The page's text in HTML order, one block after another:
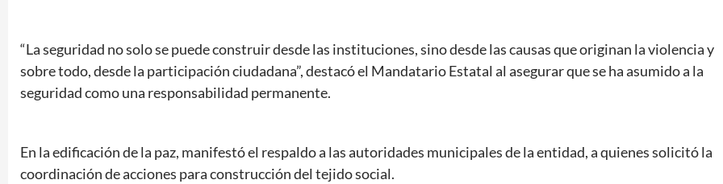
“La seguridad no solo se puede construir desde las instituciones, sino desde las causas que originan la violencia y
sobre todo, desde la participación ciudadana”, destacó el Mandatario Estatal al asegurar que se ha asumido a la
seguridad como una responsabilidad permanente.
En la edificación de la paz, manifestó el respaldo a las autoridades municipales de la entidad, a quienes solicitó la
coordinación de acciones para construcción del tejido social.